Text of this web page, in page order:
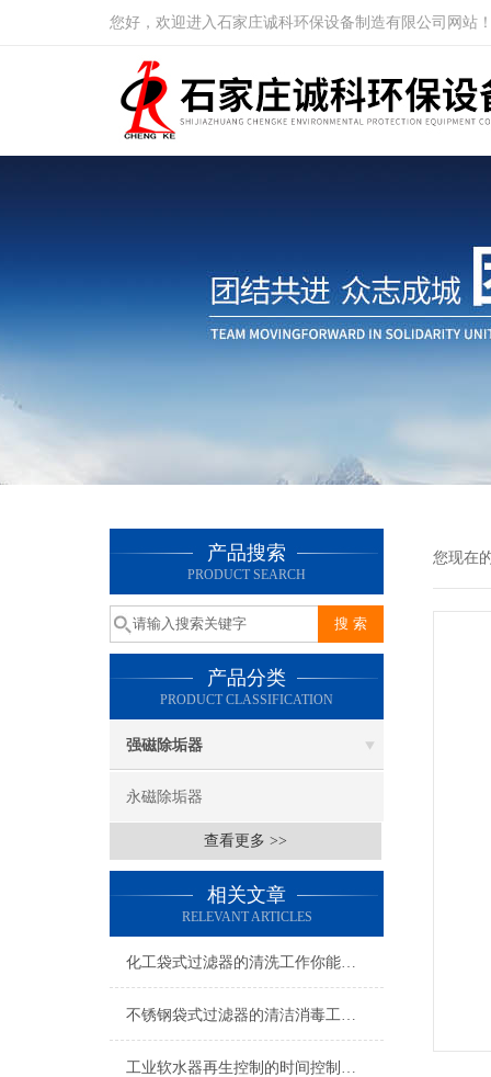
您好，欢迎进入石家庄诚科环保设备制造有限公司网站
产品搜索
PRODUCT SEARCH
产品分类
PRODUCT CLASSIFICATION
强磁除垢器
永磁除垢器
查看更多 >>
相关文章
RELEVANT ARTICLES
化工袋式过滤器的清洗工作你能掌握吗？
不锈钢袋式过滤器的清洁消毒工作说明
工业软水器再生控制的时间控制解析
您现在